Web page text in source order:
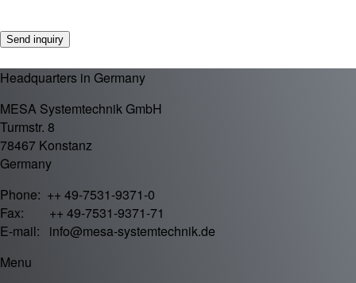
Headquarters in Germany
MESA Systemtechnik GmbH
Turmstr. 8
78467 Konstanz
Germany
Phone: ++ 49-7531-9371-0
Fax: ++ 49-7531-9371-71
E-mail: info@mesa-systemtechnik.de
Menu